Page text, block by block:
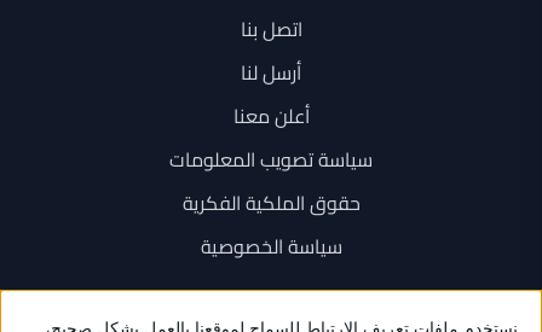
اتصل بنا
أرسل لنا
أعلن معنا
سياسة تصويب المعلومات
حقوق الملكية الفكرية
سياسة الخصوصية
اتصل بنا